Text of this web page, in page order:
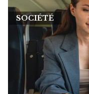
SOCIÉTÉ